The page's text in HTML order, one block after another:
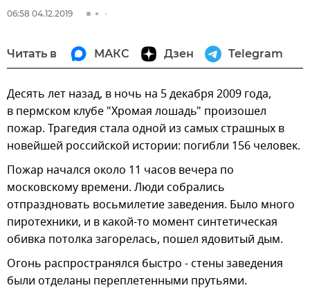
06:58 04.12.2019
Читать в МАКС Дзен Telegram
Десять лет назад, в ночь на 5 декабря 2009 года,
в пермском клубе "Хромая лошадь" произошел
пожар. Трагедия стала одной из самых страшных в
новейшей российской истории: погибли 156 человек.
Пожар начался около 11 часов вечера по
московскому времени. Люди собрались
отпраздновать восьмилетие заведения. Было много
пиротехники, и в какой-то момент синтетическая
обивка потолка загорелась, пошел ядовитый дым.
Огонь распространялся быстро - стены заведения
были отделаны переплетенными прутьями.